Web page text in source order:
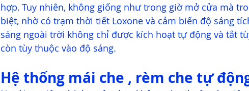
hợp. Tuy nhiên, không giống như trong giờ mở cửa mà
biệt, nhờ có trạm thời tiết Loxone và cảm biến độ sáng
sáng ngoài trời không chỉ được kích hoạt tự động và tắt
còn tùy thuộc vào độ sáng.
Hệ thống mái che , rèm che tự